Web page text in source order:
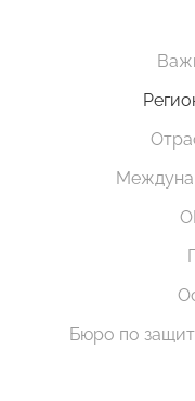
Бюро по